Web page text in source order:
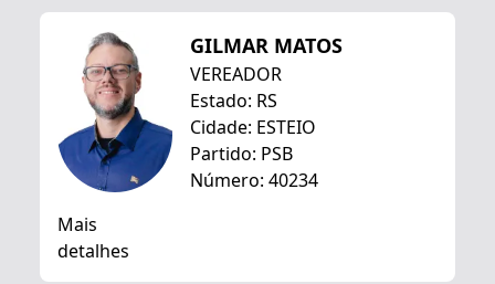
GILMAR MATOS
VEREADOR
Estado: RS
Cidade: ESTEIO
Partido: PSB
Número: 40234
Mais
detalhes